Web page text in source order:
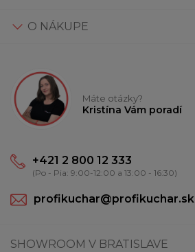
O NÁKUPE
Máte otázky?
Kristína Vám poradí
+421 2 800 12 333
(Po - Pia: 9:00-12:00 a 13:00 - 16:30)
profikuchar@profikuchar.sk
SHOWROOM V BRATISLAVE